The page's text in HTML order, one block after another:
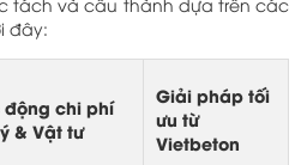
đây:
động chi phí
& Vật tư
Giải pháp tối
ưu từ
Vietbeton